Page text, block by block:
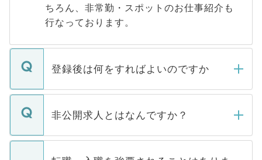
ちろん、非常勤・スポットのお仕事紹介も
行なっております。
登録後は何をすればよいのですか
ご登録いただきましたら、弊社担当者がご
登録内容を確認し、その後メールもしくは
ます。通常、5営業日以内にはご連絡をせて
いただきますので、しばらくお待ちくださ
非公開求人とはなんですか？
マイナビDOCTORで取り扱っている求人の